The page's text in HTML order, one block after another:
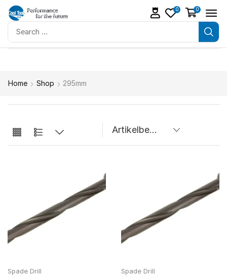
0 0
Home Shop 295mm
Spade Drill Spade Drill